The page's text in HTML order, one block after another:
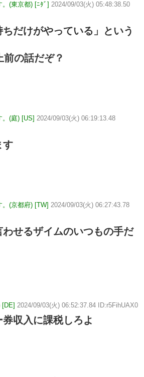
(東京都) [ﾆﾀﾞ] 2024/09/03(火) 05:48:38.50
だけがやっている」という
の話だぞ？
。(庭) [US] 2024/09/03(火) 06:19:13.48
す
(京都府) [TW] 2024/09/03(火) 06:27:43.78
せるザイムのいつもの手だ
[DE] 2024/09/03(火) 06:52:37.84 ID:r5FihUAX0
収入に課税しろよ